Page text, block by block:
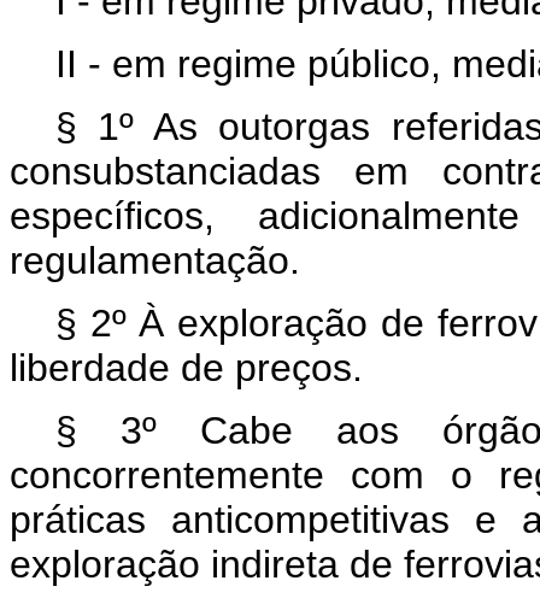
II - em regime público,
§ 1º As outorgas
consubstanciadas em
específicos,
regulamentação.
§ 2º À exploração de
liberdade de preços.
§ 3º Cabe aos
concorrentemente com o
práticas anticompetitivas
exploração indireta de